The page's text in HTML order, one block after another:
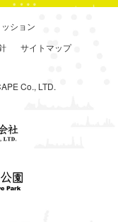
ッション
サイトマップ
Co., LTD.